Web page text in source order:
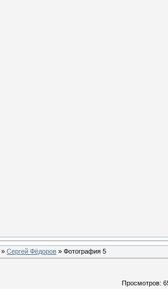
» Сергей Фёдоров » Фотография 5
Просмотров: